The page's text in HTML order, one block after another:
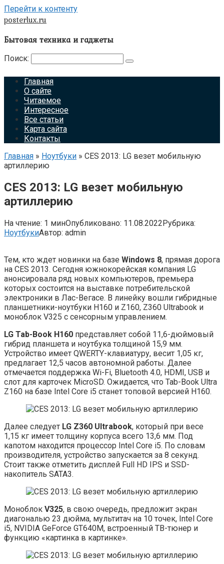
Перейти к контенту
posterlux.ru
Бытовая техника и гаджеты
Поиск:
Главная
О сайте
Читаемое
Интересное
Все статьи
Карта сайта
Контакты
Главная » Ноутбуки » CES 2013: LG везет мобильную
артиллерию
CES 2013: LG везет мобильную
артиллерию
На чтение: 1 минОпубликовано: 11.08.2022Рубрика:
НоутбукиАвтор: admin
Тем, кто ждет новинки на базе Windows 8, прямая дорога
на CES 2013. Сегодня южнокорейская компания LG
анонсировала ряд новых компьютеров, премьера
которых состоится на выставке потребительской
электроники в Лас-Вегасе. В линейку вошли гибридные
планшетники-ноутбуки H160 и Z160, Z360 Ultrabook и
моноблок V325 с сенсорным управлением.
LG Tab-Book H160 представляет собой 11,6-дюймовый
гибрид планшета и ноутбука толщиной 15,9 мм.
Устройство имеет QWERTY-клавиатуру, весит 1,05 кг,
предлагает 12,5 часов автономной работы. Далее
отмечается поддержка Wi-Fi, Bluetooth 4.0, HDMI, USB и
слот для карточек MicroSD. Ожидается, что Tab-Book Ultra
Z160 на базе Intel Core i5 станет топовой версией H160.
Далее следует LG Z360 Ultrabook, который при весе
1,15 кг имеет толщину корпуса всего 13,6 мм. Под
капотом находится процессор Intel Core i5. По словам
производителя, устройство запускается за 8 секунд.
Стоит также отметить дисплей Full HD IPS и SSD-
накопитель SATA3.
Моноблок V325, в свою очередь, предложит экран
диагональю 23 дюйма, мультитач на 10 точек, Intel Core
i5, NVIDIA GeForce GT640M, встроенный ТВ-тюнер и
функцию «картинка в картинке».